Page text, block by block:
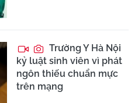
Trường Y Hà Nội
kỷ luật sinh viên vì phát
ngôn thiếu chuẩn mực
trên mạng